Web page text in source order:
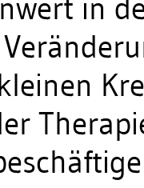
in